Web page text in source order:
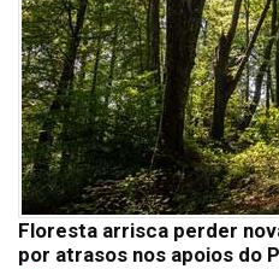
Floresta arrisca perder
por atrasos nos apoios do